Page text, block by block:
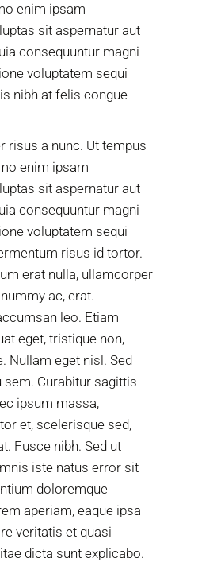
enim ipsam
sit aspernatur aut
consequuntur magni
voluptatem sequi
nibh at felis congue
risus a nunc. Ut tempus
enim ipsam
sit aspernatur aut
consequuntur magni
voluptatem sequi
risus id tortor.
erat nulla, ullamcorper
ac, erat.
leo. Etiam
eget, tristique non,
Nullam eget nisl. Sed
Curabitur sagittis
ipsum massa,
et, scelerisque sed,
Fusce nibh. Sed ut
iste natus error sit
doloremque
aperiam, eaque ipsa
veritatis et quasi
dicta sunt explicabo.